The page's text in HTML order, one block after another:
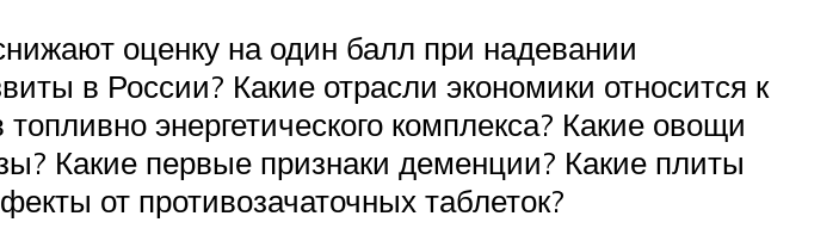
оценку на один балл при надевании
в России? Какие отрасли экономики относится к
энергетического комплекса? Какие овощи
Какие первые признаки деменции? Какие плиты
от противозачаточных таблеток?